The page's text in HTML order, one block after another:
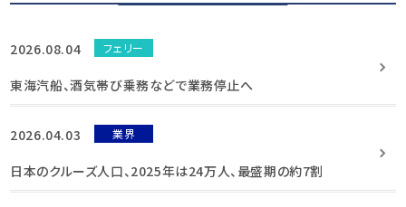
2026.08.04 フェリー
東海汽船、酒気帯び乗務などで業務停止へ
2026.04.03 業界
日本のクルーズ人口、2025年は24万人、最盛期の約7割